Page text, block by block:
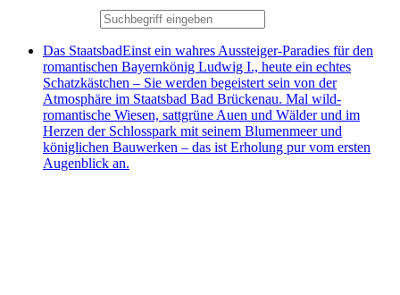
Das StaatsbadEinst ein wahres Aussteiger-Paradies für den
romantischen Bayernkönig Ludwig I., heute ein echtes
Schatzkästchen – Sie werden begeistert sein von der
Atmosphäre im Staatsbad Bad Brückenau. Mal wild-
romantische Wiesen, sattgrüne Auen und Wälder und im
Herzen der Schlosspark mit seinem Blumenmeer und
königlichen Bauwerken – das ist Erholung pur vom ersten
Augenblick an.